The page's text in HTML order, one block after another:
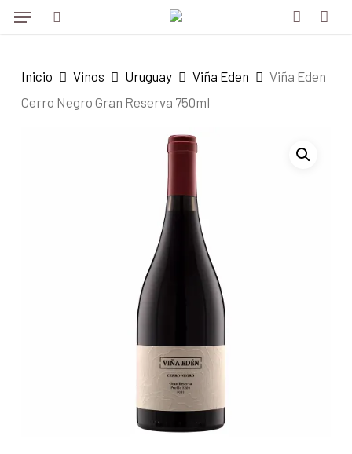
Skip
content
Menu
Inicio Vinos Uruguay Viña Eden
Viña Eden
Cerro Negro Gran Reserva 750ml